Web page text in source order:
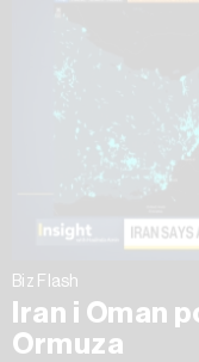
Biz Flash
Iran i Oman
Ormuza